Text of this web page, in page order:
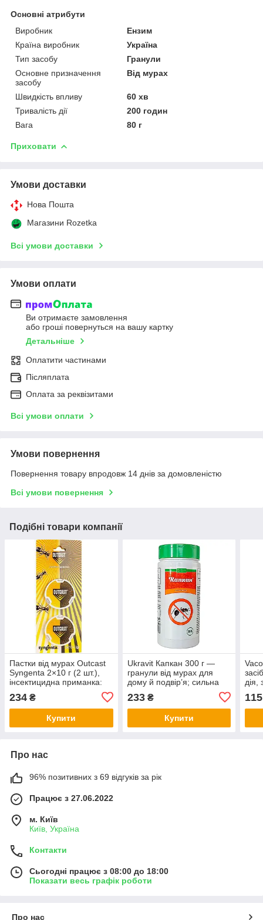
Основні атрибути
Виробник
Ензим
Країна виробник
Україна
Тип засобу
Гранули
Основне призначення
засобу
Від мурах
Швидкість впливу
60 хв
Тривалість дії
200 годин
Вага
80 г
Приховати
Умови доставки
Нова Пошта
Магазини Rozetka
Всі умови доставки
Умови оплати
Ви отримаєте замовлення
або гроші повернуться на вашу картку
Детальніше
Оплатити частинами
Післяплата
Оплата за реквізитами
Всі умови оплати
Умови повернення
Повернення товару впродовж 14 днів за домовленістю
Всі умови повернення
Подібні товари компанії
Пастки від мурах Outcast
Syngenta 2×10 г (2 шт.),
інсектицидна приманка:
мурахи несуть у гніздо, дія
на колонію з маткою
234 ₴
Купити
Ukravit Капкан 300 г —
гранули від мурах для
дому й подвір’я; сильна
працює там, де ходять
мурахи
233₴
Купити
дія,
115
Про нас
96% позитивних з 69 відгуків за рік
Працює з 27.06.2022
м. Київ
Київ, Україна
Контакти
Сьогодні працює з 08:00 до 18:00
Показати весь графік роботи
Про нас